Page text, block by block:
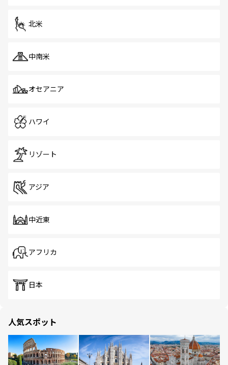
北米
中南米
オセアニア
ハワイ
リゾート
アジア
中近東
アフリカ
日本
人気スポット